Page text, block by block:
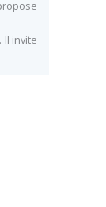
Il invite